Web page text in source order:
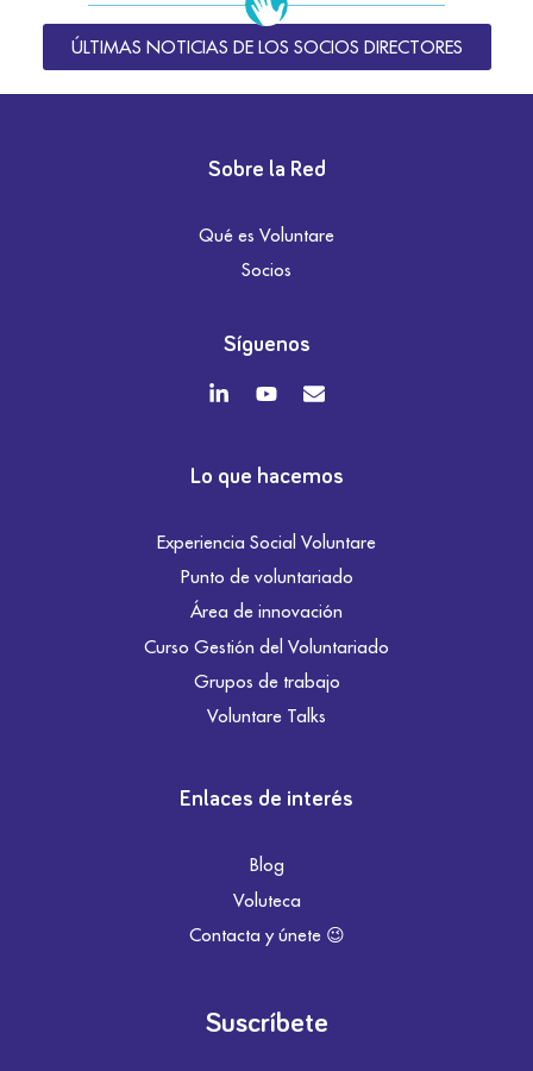
ÚLTIMAS NOTICIAS DE LOS SOCIOS DIRECTORES
Sobre la Red
Qué es Voluntare
Socios
Síguenos
Lo que hacemos
Experiencia Social Voluntare
Punto de voluntariado
Área de innovación
Curso Gestión del Voluntariado
Grupos de trabajo
Voluntare Talks
Enlaces de interés
Blog
Voluteca
Contacta y únete 😉
Suscríbete